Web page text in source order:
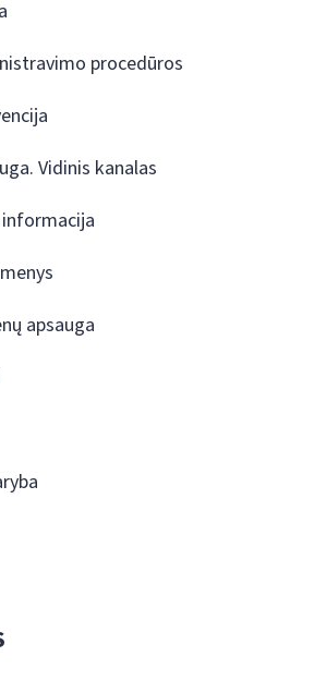
procedūros
Vidinis kanalas
apsauga